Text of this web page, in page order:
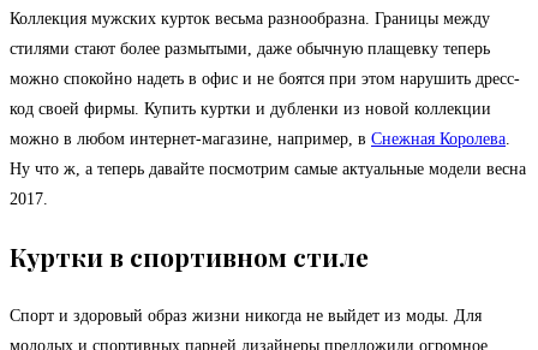
Коллекция мужских курток весьма разнообразна. Границы между
стилями стают более размытыми, даже обычную плащевку теперь
можно спокойно надеть в офис и не боятся при этом нарушить дресс-
код своей фирмы. Купить куртки и дубленки из новой коллекции
можно в любом интернет-магазине, например, в Снежная Королева.
Ну что ж, а теперь давайте посмотрим самые актуальные модели весна
2017.
Куртки в спортивном стиле
Спорт и здоровый образ жизни никогда не выйдет из моды. Для
молодых и спортивных парней дизайнеры предложили огромное